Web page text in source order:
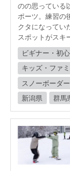
のの思っている
ポーツ。練習の
クタになってい
スポットがスキ
ビギナー・初
キッズ・ファ
スノーボーダ
新潟県
群馬